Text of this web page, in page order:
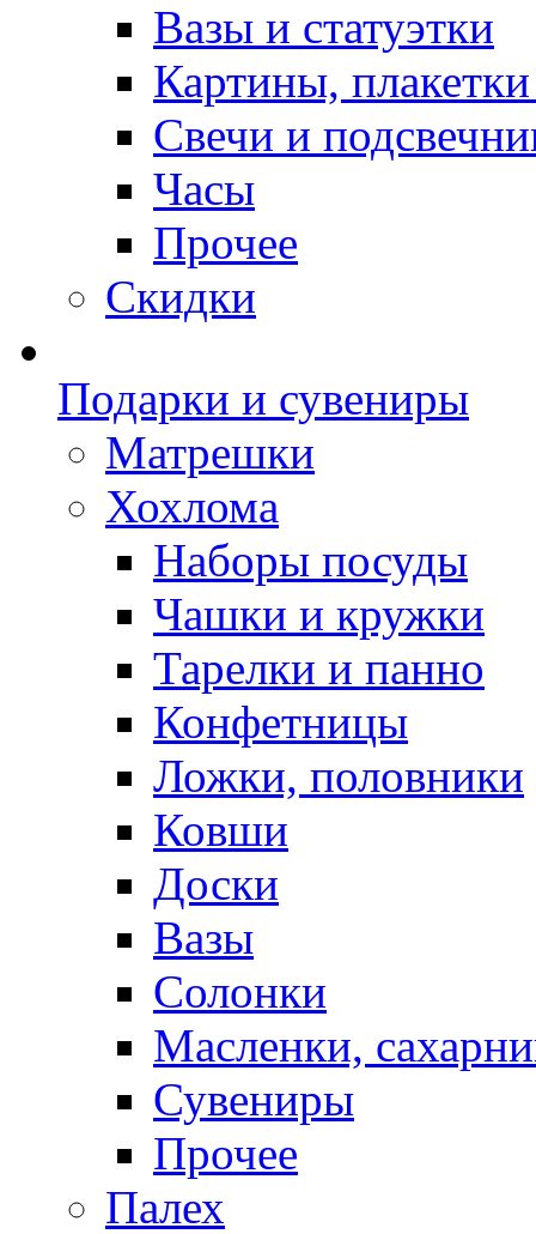
Вазы и статуэтки
Картины,
Свечи и
Часы
Прочее
Скидки
Подарки и сувениры
Матрешки
Хохлома
Наборы посуды
Чашки и кружки
Тарелки и панно
Конфетницы
Ложки, половники
Ковши
Доски
Вазы
Солонки
Масленки,
Сувениры
Прочее
Палех